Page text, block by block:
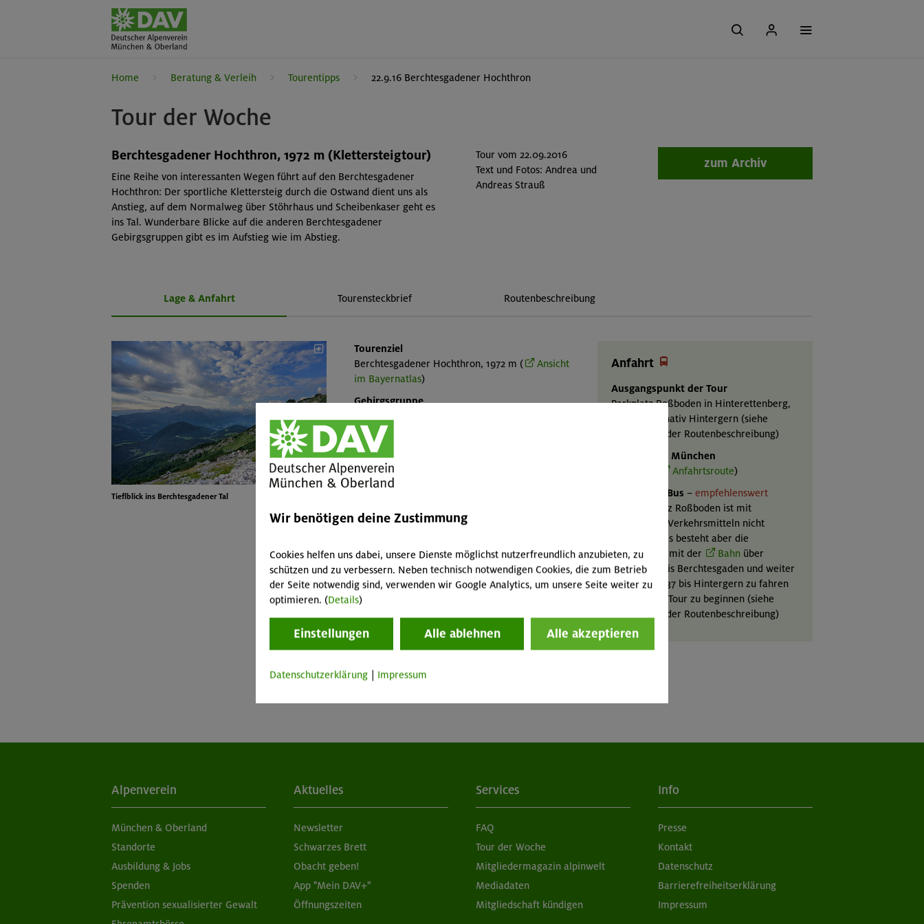
Home Beratung & Verleih Tourentipps 22.9.16 Berchtesgadener Hochthron
Tour der Woche
Berchtesgadener Hochthron, 1972 m (Klettersteigtour)
Eine Reihe von interessanten Wegen führt auf den Berchtesgadener
Hochthron: Der sportliche Klettersteig durch die Ostwand dient uns als
Anstieg, auf dem Normalweg über Stöhrhaus und Scheibenkaser geht es
ins Tal. Wunderbare Blicke auf die anderen Berchtesgadener
Gebirgsgruppen gibt es im Aufstieg wie im Abstieg.
Tour vom 22.09.2016
Text und Fotos: Andrea und
Andreas Strauß
zum Archiv
Lage & Anfahrt Tourensteckbrief Routenbeschreibung
Tieflblick ins Berchtesgadener Tal
Tourenziel
Berchtesgadener Hochthron, 1972 m (
Ansicht
im Bayernatlas)
Gebirgsgruppe
Talort
Berchtesgaden, 571 m
Karte
AV-Karte BY 22 "Berchtesgaden – Untersberg"
Anfahrt 
Ausgangspunkt der Tour
Parkplatz Roßboden in Hinterettenberg,
775 m; alternativ Hintergern (siehe
Hinweis bei der Routenbeschreibung)
Mit Auto ab München
Anfahrtsroute)
Mit Bahn & Bus – empfehlenswert
Der Parkplatz Roßboden ist mit
öffentlichen Verkehrsmitteln nicht
erreichbar. Es besteht aber die
Möglichkeit, mit der
Bahnüber
Freilassing bis Berchtesgaden und weiter
mit
Bus
837 bis Hintergern zu fahren
und dort die Tour zu beginnen (siehe
Hinweis bei der Routenbeschreibung)
Alpenverein
München & Oberland
Standorte
Ausbildung & Jobs
Spenden
Prävention sexualisierter Gewalt
Aktuelles
Newsletter
Schwarzes Brett
Obacht geben!
App "Mein DAV+"
Öffnungszeiten
Services
FAQ
Tour der Woche
Mitgliedermagazin alpinwelt
Mediadaten
Mitgliedschaft kündigen
Info
Presse
Kontakt
Datenschutz
Barrierefreiheitserklärung
Impressum
Wir benötigen deine Zustimmung
Cookies helfen uns dabei, unsere Dienste möglichst nutzerfreundlich anzubieten, zu
schützen und zu verbessern. Neben technisch notwendigen Cookies, die zum Betrieb
der Seite notwendig sind, verwenden wir Google Analytics, um unsere Seite weiter zu
optimieren. (Details)
Einstellungen Alle ablehnen Alle akzeptieren
Datenschutzerklärung | Impressum